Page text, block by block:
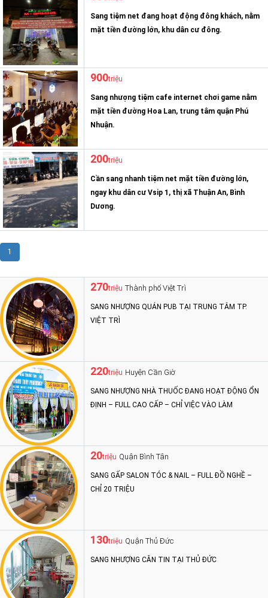
Sang tiệm net đang hoạt động đông khách, nằm
mặt tiền đường lớn, khu dân cư đông.
900triệu
Sang nhượng tiệm cafe internet chơi game nằm
mặt tiền đường Hoa Lan, trung tâm quận Phú
Nhuận.
200triệu
Cần sang nhanh tiệm net mặt tiền đường lớn,
ngay khu dân cư Vsip 1, thị xã Thuận An, Bình
Dương.
1
270triệu Thành phố Việt Trì
SANG NHƯỢNG QUÁN PUB TẠI TRUNG TÂM TP.
VIỆT TRÌ
220triệu Huyện Cần Giờ
SANG NHƯỢNG NHÀ THUỐC ĐANG HOẠT ĐỘNG ỔN
ĐỊNH – FULL CAO CẤP – CHỈ VIỆC VÀO LÀM
20triệu Quận Bình Tân
SANG GẤP SALON TÓC & NAIL – FULL ĐỒ NGHỀ –
CHỈ 20 TRIỆU
130triệu Quận Thủ Đức
SANG NHƯỢNG CĂN TIN TẠI THỦ ĐỨC